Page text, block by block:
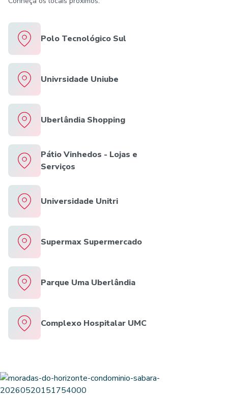
Polo Tecnológico Sul
Univrsidade Uniube
Uberlândia Shopping
Pátio Vinhedos - Lojas e
Serviços
Universidade Unitri
Supermax Supermercado
Parque Uma Uberlândia
Complexo Hospitalar UMC